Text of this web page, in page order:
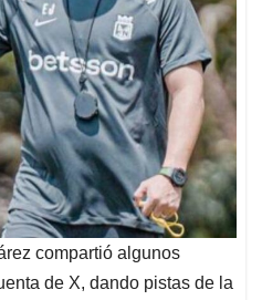
compartió algunos
de X, dando pistas de la